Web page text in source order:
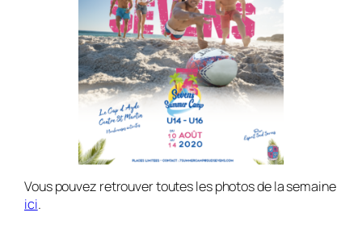
Vous pouvez retrouver toutes les photos de la semaine
ici.